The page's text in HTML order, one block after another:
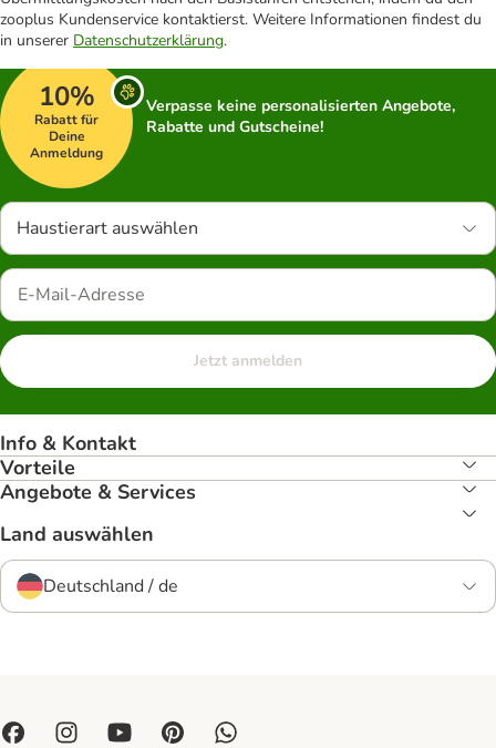
zooplus Kundenservice kontaktierst. Weitere Informationen findest du
in unserer Datenschutzerklärung.
10%
Rabatt für
Deine
Anmeldung
Verpasse keine personalisierten Angebote,
Rabatte und Gutscheine!
Haustierart auswählen
Jetzt anmelden
Info & Kontakt
Vorteile
Angebote & Services
Land auswählen
Deutschland / de